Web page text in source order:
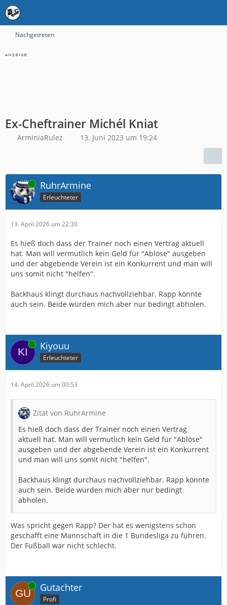
Nachgetreten
Ex-Cheftrainer Michél Kniat
ArminiaRulez 13. Juni 2023 um 19:24
Online RuhrArmine
Erleuchteter
13. April 2026 um 22:30
Es hieß doch dass der Trainer noch einen Vertrag aktuell
hat. Man will vermutlich kein Geld für "Ablöse" ausgeben
und der abgebende Verein ist ein Konkurrent und man will
uns somit nicht "helfen".
Backhaus klingt durchaus nachvollziehbar. Rapp könnte
auch sein. Beide würden mich aber nur bedingt abholen.
Online Kiyouu
Erleuchteter
14. April 2026 um 00:53
Zitat von RuhrArmine
Es hieß doch dass der Trainer noch einen Vertrag
aktuell hat. Man will vermutlich kein Geld für "Ablöse"
ausgeben und der abgebende Verein ist ein Konkurrent
und man will uns somit nicht "helfen".
Backhaus klingt durchaus nachvollziehbar. Rapp könnte
auch sein. Beide würden mich aber nur bedingt
abholen.
Was spricht gegen Rapp? Der hat es wenigstens schon
geschafft eine Mannschaft in die 1 Bundesliga zu führen.
Der Fußball war nicht schlecht.
Online Gutachter
Profi